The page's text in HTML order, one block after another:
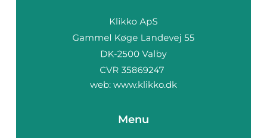
web: www.klikko.dk
Menu